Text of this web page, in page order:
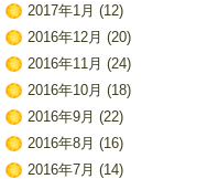
2017年1月 (12)
2016年12月 (20)
2016年11月 (24)
2016年10月 (18)
2016年9月 (22)
2016年8月 (16)
2016年7月 (14)